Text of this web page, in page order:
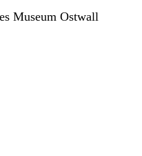
Museum Ostwall